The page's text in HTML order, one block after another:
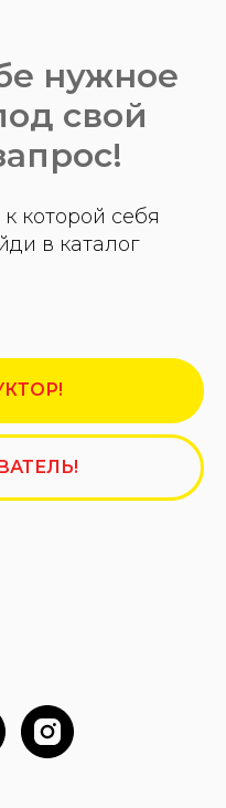
нужное
свой
которой себя
в каталог